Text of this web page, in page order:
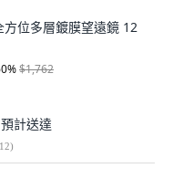
方位多層鍍膜望遠鏡 12
%$1,762
預計送達
12)